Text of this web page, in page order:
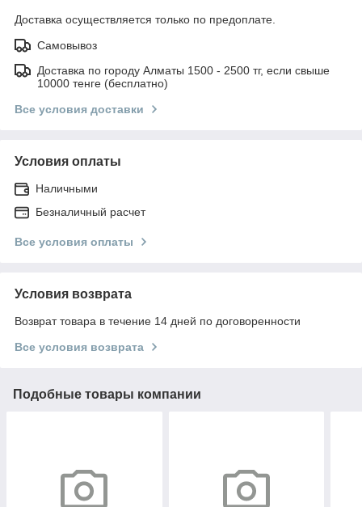
Доставка осуществляется только по предоплате.
Самовывоз
Доставка по городу Алматы 1500 - 2500 тг, если свыше
10000 тенге (бесплатно)
Все условия доставки
Условия оплаты
Наличными
Безналичный расчет
Все условия оплаты
Условия возврата
Возврат товара в течение 14 дней по договоренности
Все условия возврата
Подобные товары компании